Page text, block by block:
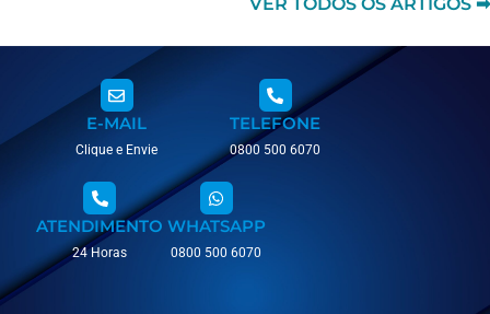
E-MAIL
Clique e Envie
TELEFONE
0800 500 6070
ATENDIMENTO
24 Horas
WHATSAPP
0800 500 6070